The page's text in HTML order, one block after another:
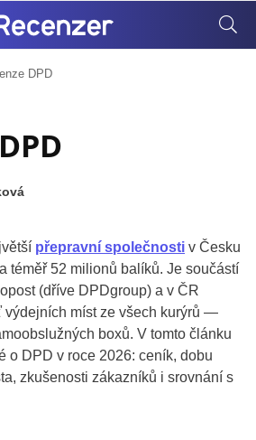
DPD
přepravní společnosti v Česku
téměř 52 milionů balíků. Je součástí
(dříve DPDgroup) a v ČR
výdejních míst ze všech kurýrů —
boxů. V tomto článku
o DPD v roce 2026: ceník, dobu
zkušenosti zákazníků i srovnání s